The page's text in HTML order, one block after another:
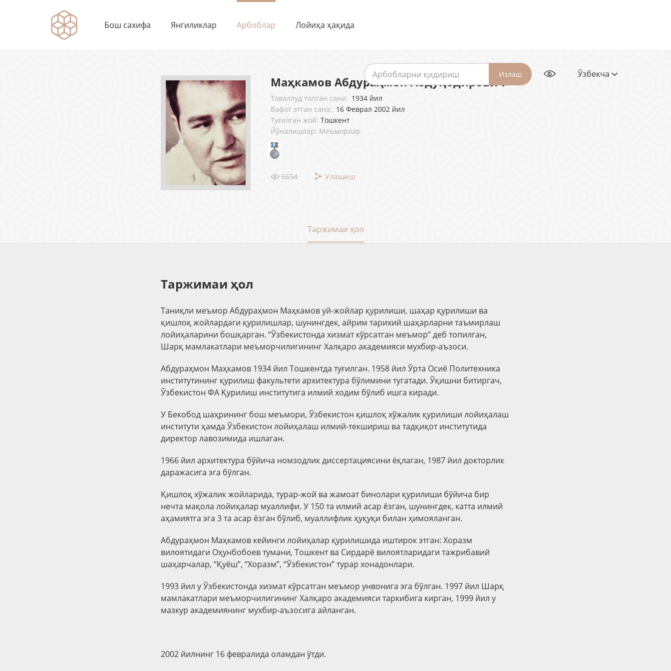
Бош сахифа Янгиликлар Арбоблар Лойиҳа ҳақида
Излаш Ўзбекча
Маҳкамов Абдураҳмон Абдуқодирович
Таваллуд топган сана: 1934 йил
Вафот этган сана: 16 Феврал 2002 йил
Туғилган жой: Тошкент
Йўналишлар: Меъморлар
6654 Улашиш
Таржимаи ҳол
Таржимаи ҳол
Таниқли меъмор Абдураҳмон Маҳкамов уй-жойлар қурилиши, шаҳар қурилиши ва
қишлоқ жойлардаги қурилишлар, шунингдек, айрим тарихий шаҳарларни таъмирлаш
лойиҳаларини бошқарган. “Ўзбекистонда хизмат кўрсатган меъмор” деб топилган,
Шарқ мамлакатлари меъморчилигининг Халқаро академияси мухбир-аъзоси.
Абдураҳмон Маҳкамов 1934 йил Тошкентда туғилган. 1958 йил Ўрта Осиё Политехника
институтининг қурилиш факультети архитектура бўлимини тугатади. Ўқишни битиргач,
Ўзбекистон ФА Қурилиш институтига илмий ходим бўлиб ишга киради.
У Бекобод шаҳрининг бош меъмори, Ўзбекистон қишлоқ хўжалик қурилиши лойиҳалаш
институти ҳамда Ўзбекистон лойиҳалаш илмий-текшириш ва тадқиқот институтида
директор лавозимида ишлаган.
1966 йил архитектура бўйича номзодлик диссертациясини ёқлаган, 1987 йил докторлик
даражасига эга бўлган.
Қишлоқ хўжалик жойларида, турар-жой ва жамоат бинолари қурилиши бўйича бир
нечта мақола лойиҳалар муаллифи. У 150 та илмий асар ёзган, шунингдек, катта илмий
аҳамиятга эга 3 та асар ёзган бўлиб, муаллифлик ҳуқуқи билан ҳимояланган.
Абдураҳмон Маҳкамов кейинги лойиҳалар қурилишида иштирок этган: Хоразм
вилоятидаги Оҳунбобоев тумани, Тошкент ва Сирдарё вилоятларидаги тажрибавий
шаҳарчалар, “Қуёш”, “Хоразм”, “Ўзбекистон” турар хонадонлари.
1993 йил у Ўзбекистонда хизмат кўрсатган меъмор унвонига эга бўлган. 1997 йил Шарқ
мамлакатлари меъморчилигининг Халқаро академияси таркибига кирган, 1999 йил у
мазкур академиянинг мухбир-аъзосига айланган.
2002 йилнинг 16 февралида оламдан ўтди.